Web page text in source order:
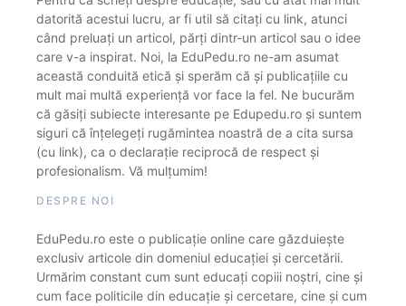
datorită acestui lucru, ar fi util să citați cu link, atunci
când preluați un articol, părți dintr-un articol sau o idee
care v-a inspirat. Noi, la EduPedu.ro ne-am asumat
această conduită etică și sperăm că și publicațiile cu
mult mai multă experiență vor face la fel. Ne bucurăm
că găsiți subiecte interesante pe Edupedu.ro și suntem
siguri că înțelegeți rugămintea noastră de a cita sursa
(cu link), ca o declarație reciprocă de respect și
profesionalism. Vă mulțumim!
DESPRE NOI
EduPedu.ro este o publicație online care găzduiește
exclusiv articole din domeniul educației și cercetării.
Urmărim constant cum sunt educați copiii noștri, cine și
cum face politicile din educație și cercetare, cine și cum